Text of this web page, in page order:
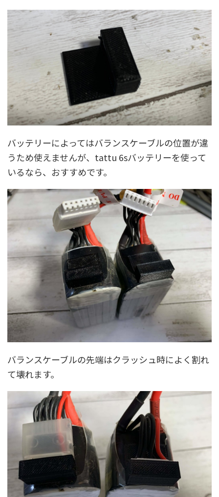
バッテリーによってはバランスケーブルの位置が違
うため使えませんが、tattu 6sバッテリーを使って
いるなら、おすすめです。
バランスケーブルの先端はクラッシュ時によく割れ
て壊れます。